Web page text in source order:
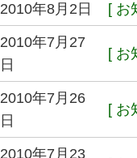
2010年8月2日 [ お
2010年7月27
日
[ お
2010年7月26
日
[ お
2010年7月23